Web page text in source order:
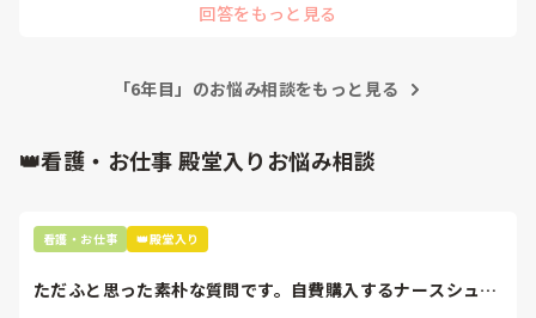
自分でもそう思うのですが
かないという選択ができなく、そのプレッシャーか、荷物を
コロナがあるから病棟には入れないとか言ってくれないかな
思ってるくらい、本当に行きたくありません
かな？
あなたにとって今が大事・
てみては?
れて・荷物とって帰ればいいです
それ以上考えず・もう・そんな職場とはバイバイ😊
回答をもっと見る
「6年目」のお悩み相談をもっと見る
👑看護・お仕事 殿堂入りお悩み相談
看護・お仕事 👑殿堂入り
ただふと思った素朴な質問です。自費購入するナースシュー